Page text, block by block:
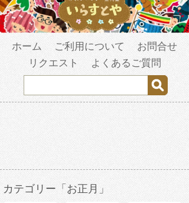
ホーム ご利用について
お問合せ
リクエスト
よくあるご質問
カテゴリー「お正月」